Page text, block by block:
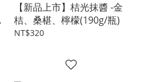
【新品上市】桔光抹醬 -金
桔、桑椹、檸檬(190g/瓶)
NT$320